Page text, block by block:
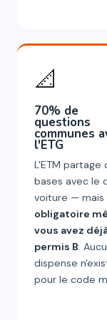
📐
70% de
questions
communes
l'ETG
L'ETM partage
bases avec le
voiture — mais
obligatoire
vous avez
permis B.
dispense
pour le code